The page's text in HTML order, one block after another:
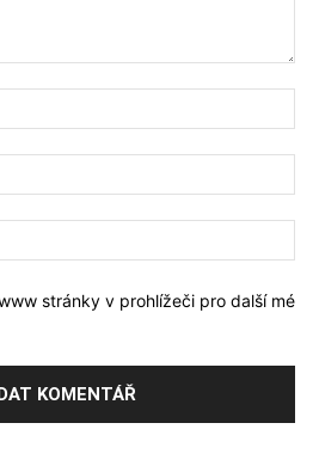
stránky v prohlížeči pro další mé